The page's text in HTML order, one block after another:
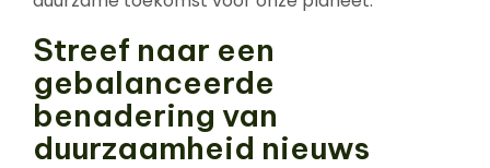
Streef naar een
gebalanceerde
benadering van
duurzaamheid nieuws